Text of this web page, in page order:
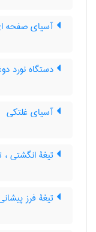
آسیای صفحه
دستگاه نورد
آسیای غلتکی
تیغۀ انگشتی ،
تیغۀ فرز